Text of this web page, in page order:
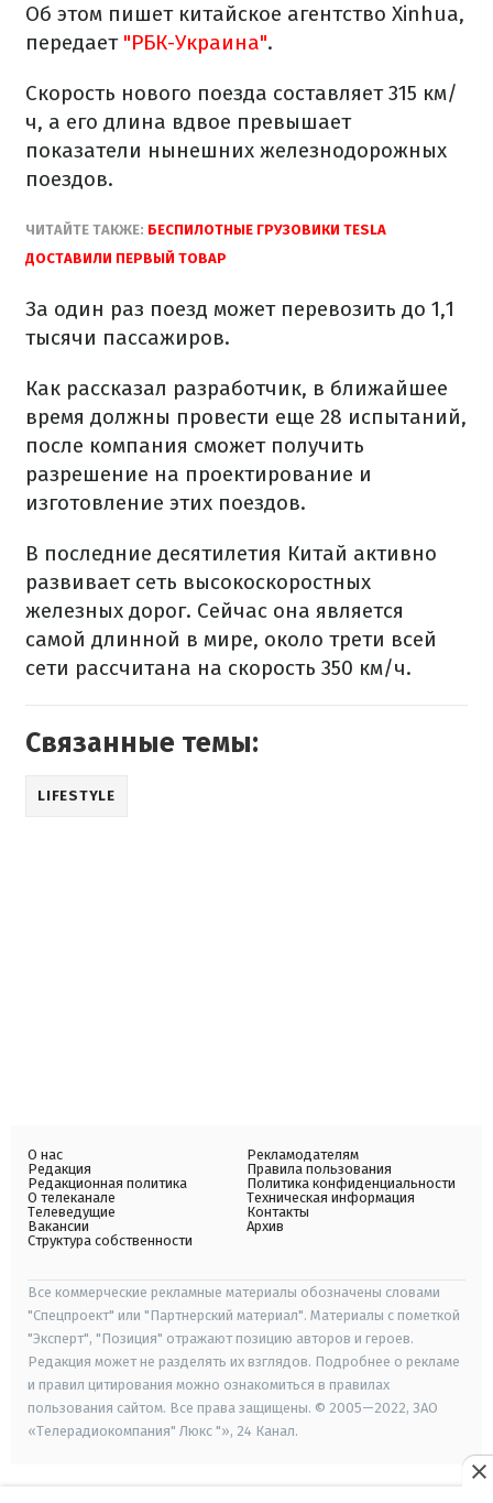
Об этом пишет китайское агентство Xinhua,
передает"РБК-Украина".
Скорость нового поезда составляет 315 км/
ч, а его длина вдвое превышает
показатели нынешних железнодорожных
поездов.
ЧИТАЙТЕ ТАКЖЕ: БЕСПИЛОТНЫЕ ГРУЗОВИКИ TESLA
ДОСТАВИЛИ ПЕРВЫЙ ТОВАР
За один раз поезд может перевозить до 1,1
тысячи пассажиров.
Как рассказал разработчик, в ближайшее
время должны провести еще 28 испытаний,
после компания сможет получить
разрешение на проектирование и
изготовление этих поездов.
В последние десятилетия Китай активно
развивает сеть высокоскоростных
железных дорог. Сейчас она является
самой длинной в мире, около трети всей
сети рассчитана на скорость 350 км/ч.
Связанные темы:
LIFESTYLE
О нас
Редакция
Редакционная политика
О телеканале
Телеведущие
Вакансии
Структура собственности
Рекламодателям
Правила пользования
Политика конфиденциальности
Техническая информация
Контакты
Архив
Все коммерческие рекламные материалы обозначены словами
"Спецпроект" или "Партнерский материал". Материалы с пометкой
"Эксперт", "Позиция" отражают позицию авторов и героев.
Редакция может не разделять их взглядов. Подробнее о рекламе
и правил цитирования можно ознакомиться в правилах
пользования сайтом. Все права защищены. © 2005—2022, ЗАО
«Телерадиокомпания" Люкс "», 24 Канал.